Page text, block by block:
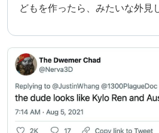
どもを作ったら、みたいな外見